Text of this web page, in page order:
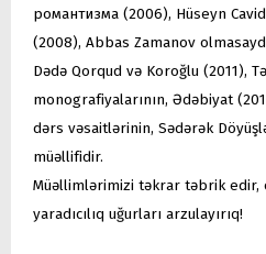
романтизма (2006), Hüseyn Cavid:
(2008), Abbas Zamanov
Dədə Qorqud və Koroğlu (2011),
monografiyalarının, Ədəbiyat
dərs vəsaitlərinin, Sədərək
müəllifidir.
Müəllimlərimizi təkrar təbrik edir,
yaradıcılıq uğurları arzulayırıq!